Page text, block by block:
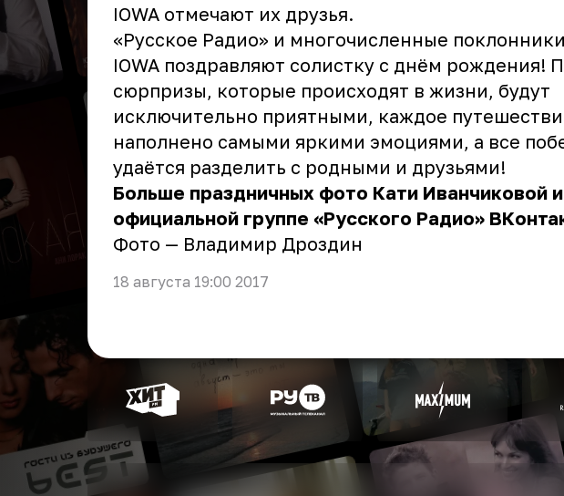
IOWA отмечают их друзья.
«Русское Радио» и многочисленные
IOWA поздравляют солистку с днём рождения!
сюрпризы, которые происходят в жизни, будут
исключительно приятными, каждое
наполнено самыми яркими эмоциями, а все
удаётся разделить с родными и друзьями!
Больше праздничных фото Кати Иванчиковой
официальной группе «Русского Радио»
Фото — Владимир Дроздин
18 августа 19:00 2017